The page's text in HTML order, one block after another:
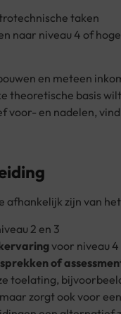
taken
naar niveau 4 of
en meteen
theoretische basis
voor- en nadelen,
zijn van
2 en 3
voor niveau 4
of
toelating,
zorgt ook voor